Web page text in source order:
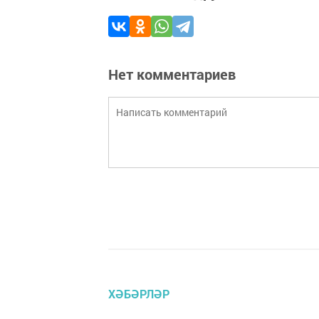
Нет комментариев
ХӘБӘРЛӘР